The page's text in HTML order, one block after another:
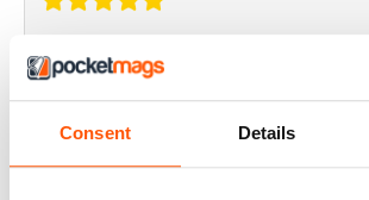
Consent Details
SKEPTIC
I like that even no scientists (like me)